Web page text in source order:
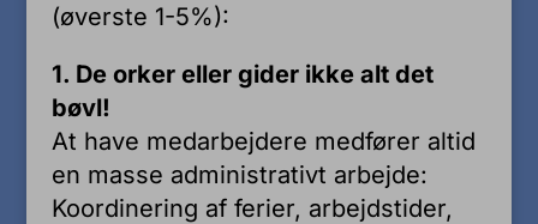
(øverste 1-5%):
1. De orker eller gider ikke alt det
bøvl!
At have medarbejdere medfører altid
en masse administrativt arbejde:
Koordinering af ferier, arbejdstider,